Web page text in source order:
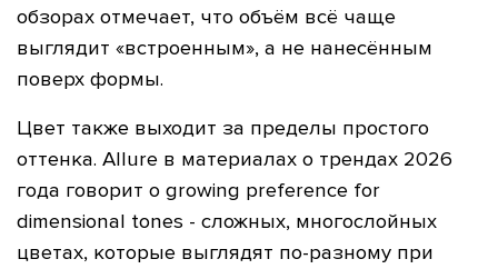
обзорах отмечает, что объём всё чаще
выглядит «встроенным», а не нанесённым
поверх формы.
Цвет также выходит за пределы простого
оттенка. Allure в материалах о трендах 2026
года говорит о growing preference for
dimensional tones - сложных, многослойных
цветах, которые выглядят по-разному при